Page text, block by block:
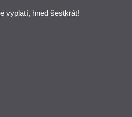
vyplatí, hned šestkrát!